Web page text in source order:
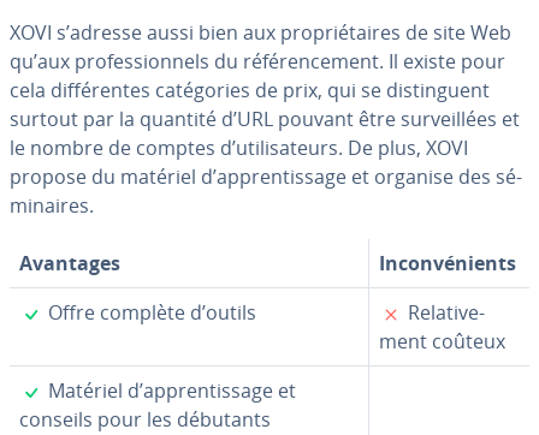
XOVI s’adresse aussi bien aux pro­prié­taires de site Web
qu’aux pro­fes­sion­nels du ré­fé­ren­ce­ment. Il existe pour
cela dif­fé­rentes ca­té­go­ries de prix, qui se dis­tin­guent
surtout par la quantité d’URL pouvant être sur­veil­lées et
le nombre de comptes d’uti­li­sa­teurs. De plus, XOVI
propose du matériel d’ap­pren­tis­sage et organise des sé­
mi­naires.
Avantages
In­con­vé­nients
✓
Offre complète d’outils ✗
Re­la­ti­ve­
ment coûteux
✓
Matériel d’ap­pren­tis­sage et
conseils pour les débutants